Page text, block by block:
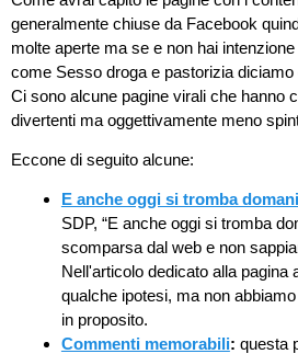
generalmente chiuse da Facebook
molte aperte ma se e non hai
come Sesso droga e pastorizia
Ci sono alcune pagine virali che hanno
divertenti ma oggettivamente meno
Eccone di seguito alcune:
E anche oggi si tromba domani
SDP, “E anche oggi si tromba
scomparsa dal web e non
Nell'articolo dedicato alla pagina
qualche ipotesi, ma non
in proposito.
Commenti memorabili: questa